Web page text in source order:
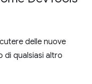
delle nuove
di qualsiasi altro